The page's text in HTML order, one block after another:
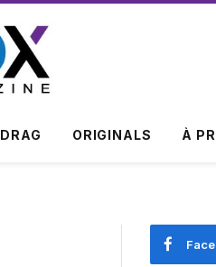
DRAG ORIGINALS À